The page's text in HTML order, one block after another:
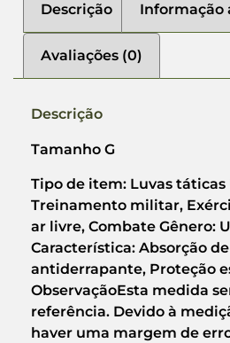
Descrição Informação
Avaliações (0)
Descrição
Tamanho G
Tipo de item: Luvas táticas
Treinamento militar,
ar livre, Combate Gênero:
Característica: Absorção
antiderrapante, Proteção
ObservaçãoEsta medida
referência. Devido à
haver uma margem de